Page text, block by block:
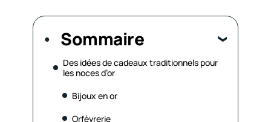
Sommaire
Des idées de cadeaux traditionnels pour
les noces d’or
Bijoux en or
Orfèvrerie